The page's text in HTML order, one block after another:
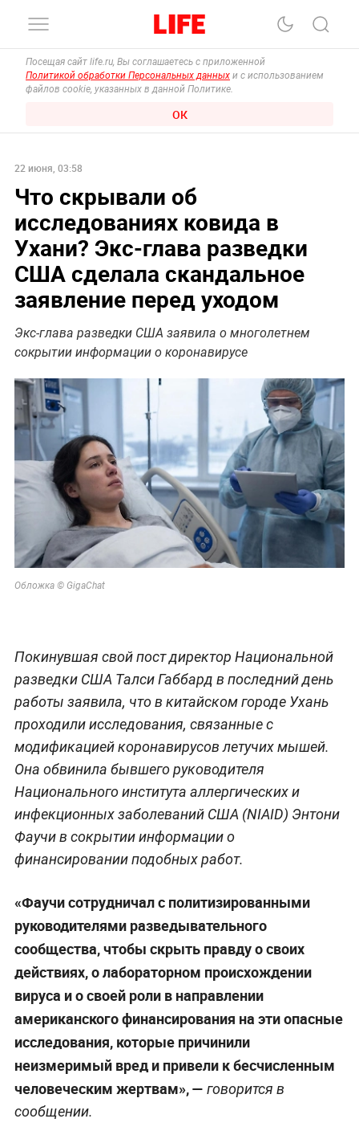
Посещая сайт life.ru, Вы соглашаетесь с приложенной
Политикой обработки Персональных данных и с использованием
файлов cookie, указанных в данной Политике.
ОК
22 июня, 03:58
Что скрывали об
исследованиях ковида в
Ухани? Экс-глава разведки
США сделала скандальное
заявление перед уходом
Экс-глава разведки США заявила о многолетнем
сокрытии информации о коронавирусе
Обложка © GigaChat
Покинувшая свой пост директор Национальной
разведки США Талси Габбард в последний день
работы заявила, что в китайском городе Ухань
проходили исследования, связанные с
модификацией коронавирусов летучих мышей.
Она обвинила бывшего руководителя
Национального института аллергических и
инфекционных заболеваний США (NIAID) Энтони
Фаучи в сокрытии информации о
финансировании подобных работ.
«Фаучи сотрудничал с политизированными
руководителями разведывательного
сообщества, чтобы скрыть правду о своих
действиях, о лабораторном происхождении
вируса и о своей роли в направлении
американского финансирования на эти опасные
исследования, которые причинили
неизмеримый вред и привели к бесчисленным
человеческим жертвам», — говорится в
сообщении.